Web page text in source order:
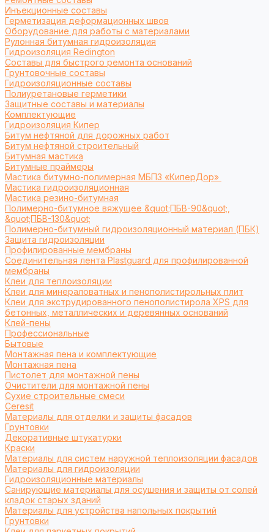
Инъекционные составы
Герметизация деформационных швов
Оборудование для работы с материалами
Рулонная битумная гидроизоляция
Гидроизоляция Redington
Составы для быстрого ремонта оснований
Грунтовочные составы
Гидроизоляционные составы
Полиуретановые герметики
Защитные составы и материалы
Комплектующие
Гидроизоляция Кипер
Битум нефтяной для дорожных работ
Битум нефтяной строительный
Битумная мастика
Битумные праймеры
Мастика битумно-полимерная МБПЗ «КиперДор»
Мастика гидроизоляционная
Мастика резино-битумная
Полимерно-битумное вяжущее &quot;ПБВ-90&quot;,
&quot;ПБВ-130&quot;
Полимерно-битумный гидроизоляционный материал (ПБК)
Защита гидроизоляции
Профилированные мембраны
Соединительная лента Plastguard для профилированной
мембраны
Клеи для теплоизоляции
Клеи для минераловатных и пенополистирольных плит
Клеи для экструдированного пенополистирола XPS для
бетонных, металлических и деревянных оснований
Клей-пены
Профессиональные
Бытовые
Монтажная пена и комплектующие
Монтажная пена
Пистолет для монтажной пены
Очистители для монтажной пены
Сухие строительные смеси
Ceresit
Материалы для отделки и защиты фасадов
Грунтовки
Декоративные штукатурки
Краски
Материалы для систем наружной теплоизоляции фасадов
Материалы для гидроизоляции
Гидроизоляционные материалы
Санирующие материалы для осушения и защиты от солей
кладок старых зданий
Материалы для устройства напольных покрытий
Грунтовки